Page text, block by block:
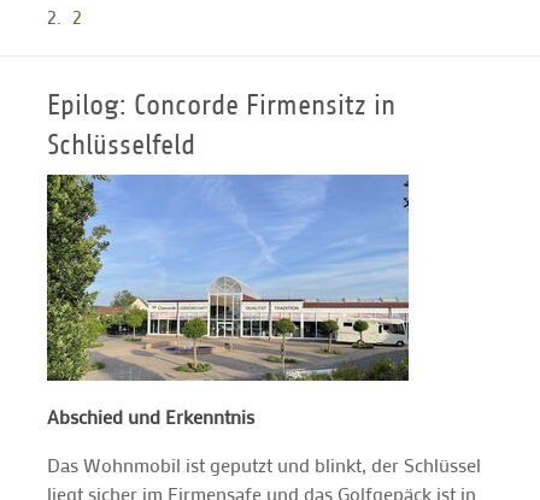
2
Epilog: Concorde Firmensitz in
Schlüsselfeld
Abschied und Erkenntnis
Das Wohnmobil ist geputzt und blinkt, der Schlüssel
liegt sicher im Firmensafe und das Golfgepäck ist in